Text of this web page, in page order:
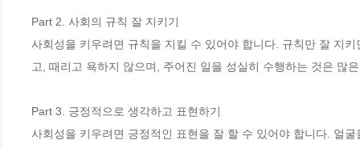
Part 2. 사회의 규칙 잘 지키기
사회성을 키우려면 규칙을 지킬 수 있어야 합니다. 규칙만 잘 지
고, 때리고 욕하지 않으며, 주어진 일을 성실히 수행하는 것은 많
Part 3. 긍정적으로 생각하고 표현하기
사회성을 키우려면 긍정적인 표현을 잘 할 수 있어야 합니다. 얼